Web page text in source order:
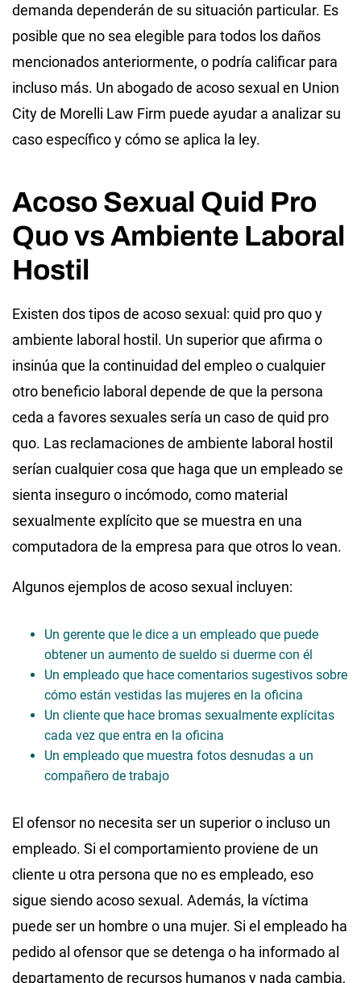
demanda dependerán de su situación particular. Es
posible que no sea elegible para todos los daños
mencionados anteriormente, o podría calificar para
incluso más. Un abogado de acoso sexual en Union
City de Morelli Law Firm puede ayudar a analizar su
caso específico y cómo se aplica la ley.
Acoso Sexual Quid Pro
Quo vs Ambiente Laboral
Hostil
Existen dos tipos de acoso sexual: quid pro quo y
ambiente laboral hostil. Un superior que afirma o
insinúa que la continuidad del empleo o cualquier
otro beneficio laboral depende de que la persona
ceda a favores sexuales sería un caso de quid pro
quo. Las reclamaciones de ambiente laboral hostil
serían cualquier cosa que haga que un empleado se
sienta inseguro o incómodo, como material
sexualmente explícito que se muestra en una
computadora de la empresa para que otros lo vean.
Algunos ejemplos de acoso sexual incluyen:
Un gerente que le dice a un empleado que puede
obtener un aumento de sueldo si duerme con él
Un empleado que hace comentarios sugestivos sobre
cómo están vestidas las mujeres en la oficina
Un cliente que hace bromas sexualmente explícitas
cada vez que entra en la oficina
Un empleado que muestra fotos desnudas a un
compañero de trabajo
El ofensor no necesita ser un superior o incluso un
empleado. Si el comportamiento proviene de un
cliente u otra persona que no es empleado, eso
sigue siendo acoso sexual. Además, la víctima
puede ser un hombre o una mujer. Si el empleado ha
pedido al ofensor que se detenga o ha informado al
departamento de recursos humanos y nada cambia,